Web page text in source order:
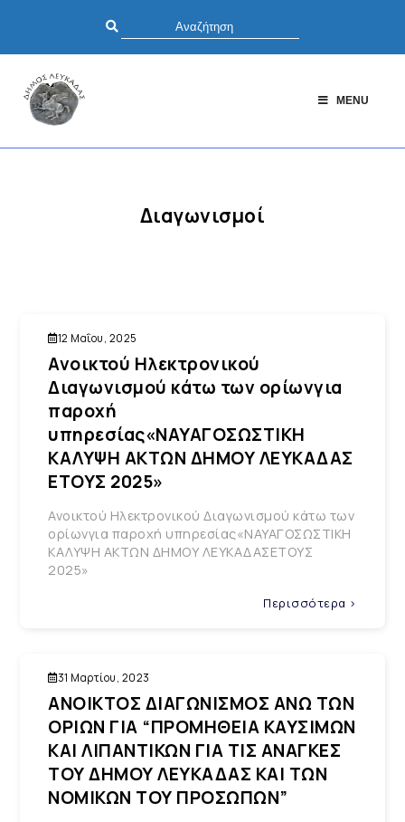
MENU
Διαγωνισμοί
12 Μαΐου, 2025
Ανοικτού Ηλεκτρονικού
Διαγωνισμού κάτω των ορίωνγια
παροχή
υπηρεσίας«ΝΑΥΑΓΟΣΩΣΤΙΚΗ
ΚΑΛΥΨΗ ΑΚΤΩΝ ΔΗΜΟΥ ΛΕΥΚΑΔΑΣ
ΕΤΟΥΣ 2025»
Ανοικτού Ηλεκτρονικού Διαγωνισμού κάτω των
ορίωνγια παροχή υπηρεσίας«ΝΑΥΑΓΟΣΩΣΤΙΚΗ
ΚΑΛΥΨΗ ΑΚΤΩΝ ΔΗΜΟΥ ΛΕΥΚΑΔΑΣΕΤΟΥΣ
2025»
Περισσότερα >
31 Μαρτίου, 2023
ΑΝΟΙΚΤΟΣ ΔΙΑΓΩΝΙΣΜΟΣ ΑΝΩ ΤΩΝ
ΟΡΙΩΝ ΓΙΑ “ΠΡΟΜΗΘΕΙΑ ΚΑΥΣΙΜΩΝ
ΚΑΙ ΛΙΠΑΝΤΙΚΩΝ ΓΙΑ ΤΙΣ ΑΝΑΓΚΕΣ
ΤΟΥ ΔΗΜΟΥ ΛΕΥΚΑΔΑΣ ΚΑΙ ΤΩΝ
ΝΟΜΙΚΩΝ ΤΟΥ ΠΡΟΣΩΠΩΝ”